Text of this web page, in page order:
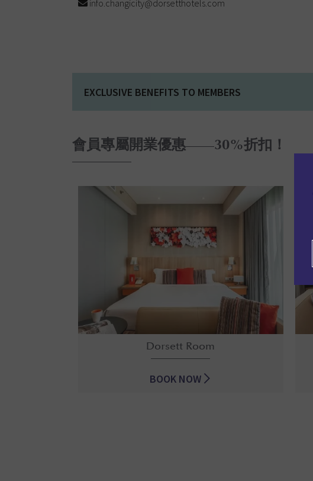
info.changicity@dorsetthotels.com
EXCLUSIVE BENEFITS TO MEMBERS
會員專屬開業優惠——30%折扣！
Dorsett Room
BOOK NOW